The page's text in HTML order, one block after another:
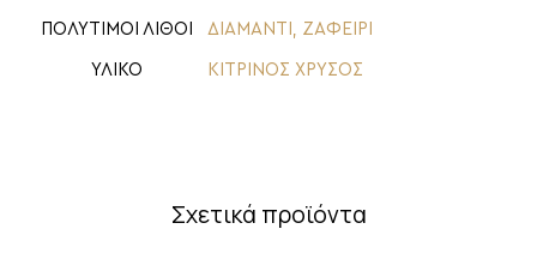
ΠΟΛΥΤΙΜΟΙ ΛΙΘΟΙ ΔΙΑΜΑΝΤΙ ΖΑΦΕΙΡΙ
ΥΛΙΚΟ ΚΙΤΡΙΝΟΣ ΧΡΥΣΟΣ
Σχετικά προϊόντα